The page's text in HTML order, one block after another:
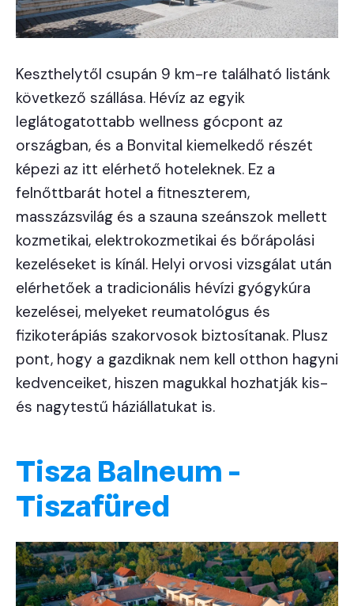
Keszthelytől csupán 9 km-re található listánk
következő szállása. Hévíz az egyik
leglátogatottabb wellness gócpont az
országban, és a Bonvital kiemelkedő részét
képezi az itt elérhető hoteleknek. Ez a
felnőttbarát hotel a fitneszterem,
masszázsvilág és a szauna szeánszok mellett
kozmetikai, elektrokozmetikai és bőrápolási
kezeléseket is kínál. Helyi orvosi vizsgálat után
elérhetőek a tradicionális hévízi gyógykúra
kezelései, melyeket reumatológus és
fizikoterápiás szakorvosok biztosítanak. Plusz
pont, hogy a gazdiknak nem kell otthon hagyni
kedvenceiket, hiszen magukkal hozhatják kis-
és nagytestű háziállatukat is.
Tisza Balneum -
Tiszafüred